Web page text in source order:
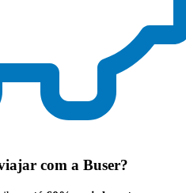
com a Buser?